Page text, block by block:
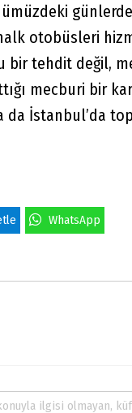
otobüsleri
bir tehdit değil,
mecburi bir
da İstanbul’da
WhatsApp